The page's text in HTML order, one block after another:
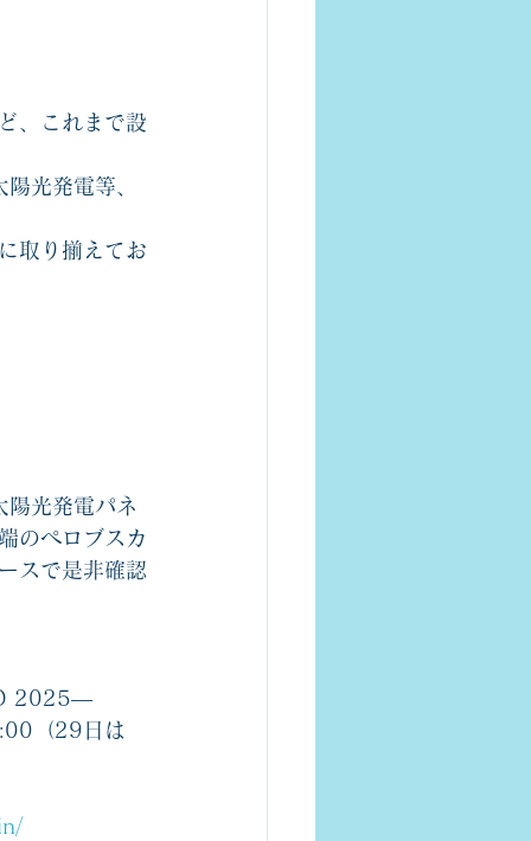
、これまで設
光発電等、
取り揃えてお
光発電パネ
のペロブスカ
スで是非確認
2025―
（29日は